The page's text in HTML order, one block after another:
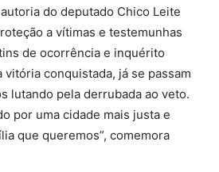
do deputado Chico Leite
a vítimas e testemunhas
de ocorrência e inquérito
vitória conquistada, já se passam
lutando pela derrubada ao veto.
por uma cidade mais justa e
que queremos”, comemora